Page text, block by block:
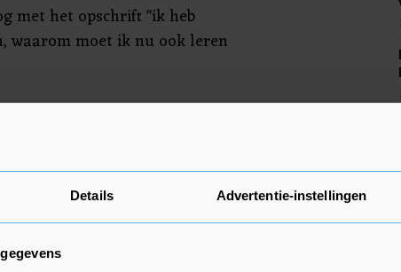
Details Advertentie-instellingen
met het opschrift "ik heb
waarom moet ik nu ook leren
dat ze beschermende
hun patiënten veilig te